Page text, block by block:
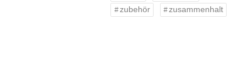
zubehör
zusammenhalt